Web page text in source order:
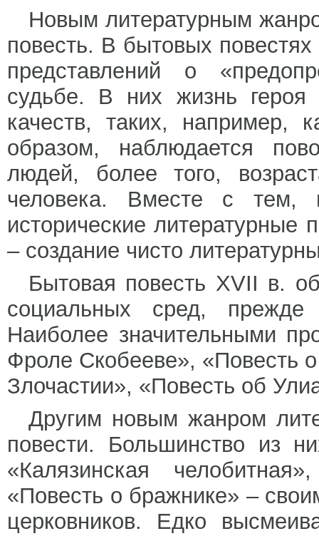
Новым литературным
повесть. В бытовых
представлений о
судьбе. В них жизнь героя
качеств, таких, например,
образом, наблюдается
людей, более того,
человека. Вместе с тем,
исторические
– создание чисто
Бытовая повесть XVII в.
социальных сред, прежде
Наиболее значительными
Фроле Скобееве», «Повесть
Злочастии», «Повесть об
Другим новым жанром
повести. Большинство из
«Калязинская
«Повесть о бражнике» –
церковников. Едко